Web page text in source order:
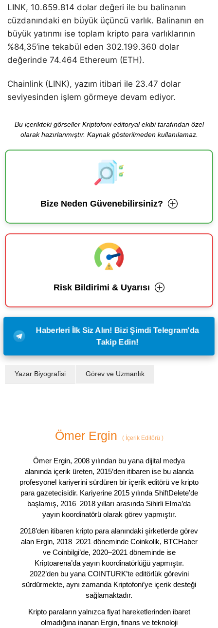
LINK, 10.659.814 dolar değeri ile bu balinanın
cüzdanındaki en büyük üçüncü varlık. Balinanın en
büyük yatırımı ise toplam kripto para varlıklarının
%84,35’ine tekabül eden 302.199.360 dolar
değerinde 74.464 Ethereum (ETH).
Chainlink (LINK), yazım itibari ile 23.47 dolar
seviyesinden işlem görmeye devam ediyor.
Bu içerikteki görseller Kriptofoni editoryal ekibi tarafından özel
olarak hazırlanmıştır. Kaynak gösterilmeden kullanılamaz.
Bize Neden Güvenebilirsiniz?
Risk Bildirimi & Uyarısı
Haberleri İlk Siz Alın! Bizi Şimdi Telegram'da
Takip Edin!
Yazar Biyografisi Görev ve Uzmanlık
Ömer Ergin (İçerik Editörü )
Ömer Ergin, 2008 yılından bu yana dijital medya
alanında içerik üreten, 2015’den itibaren ise bu alanda
profesyonel kariyerini sürdüren bir içerik editörü ve kripto
para gazetecisidir. Kariyerine 2015 yılında ShiftDelete’de
başlamış, 2016–2018 yılları arasında Sihirli Elma’da
yayın koordinatörü olarak görev yapmıştır.
2018’den itibaren kripto para alanındaki şirketlerde görev
alan Ergin, 2018–2021 döneminde Coinkolik, BTCHaber
ve Coinbilgi’de, 2020–2021 döneminde ise
Kriptoarena’da yayın koordinatörlüğü yapmıştır.
2022’den bu yana COINTURK’te editörlük görevini
sürdürmekte, aynı zamanda Kriptofoni’ye içerik desteği
sağlamaktadır.
Kripto paraların yalnızca fiyat hareketlerinden ibaret
olmadığına inanan Ergin, finans ve teknoloji